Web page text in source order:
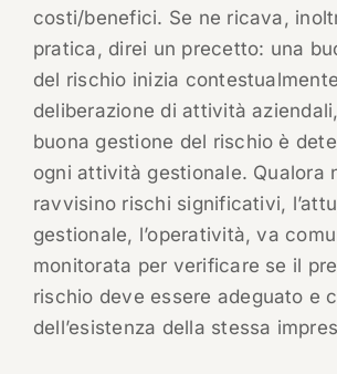
costi/benefici. Se ne ricava,
pratica, direi un precetto: una
del rischio inizia
deliberazione di attività
buona gestione del rischio è
ogni attività gestionale. Qualora
ravvisino rischi significativi,
gestionale, l’operatività, va
monitorata per verificare se il
rischio deve essere adeguato e
dell’esistenza della stessa